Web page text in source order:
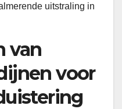
uitstraling in
van
voor